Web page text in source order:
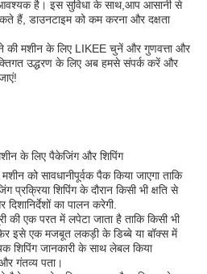
आवश्यक है। इस सुविधा के साथ,आप आसानी से
हैं, डाउनटाइम को कम करना और दक्षता
की मशीन के लिए LIKEE चुनें और गुणवत्ता और
उद्धरण के लिए अब हमसे संपर्क करें और
के लिए पैकेजिंग और शिपिंग
को सावधानीपूर्वक पैक किया जाएगा ताकि
शिपिंग के दौरान किसी भी क्षति से
का पालन करेगी.
की एक परत में लपेटा जाता है ताकि किसी भी
इसे एक मजबूत लकड़ी के डिब्बे या बॉक्स में
शिपिंग जानकारी के साथ लेबल किया
गंतव्य पता।